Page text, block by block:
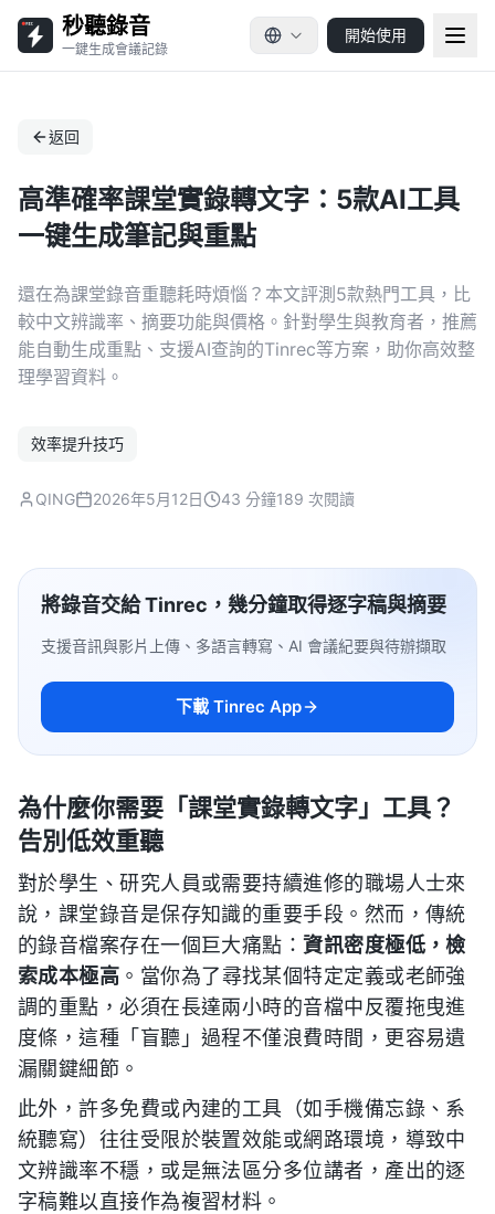
秒聽錄音
一鍵生成會議記錄
開始使用
返回
高準確率課堂實錄轉文字：5款AI工具
一键生成筆記與重點
還在為課堂錄音重聽耗時煩惱？本文評測5款熱門工具，比
較中文辨識率、摘要功能與價格。針對學生與教育者，推薦
能自動生成重點、支援AI查詢的Tinrec等方案，助你高效整
理學習資料。
效率提升技巧
QING 2026年5月12日 43 分鐘189 次閱讀
將錄音交給 Tinrec，幾分鐘取得逐字稿與摘要
支援音訊與影片上傳、多語言轉寫、AI 會議紀要與待辦擷取
下載 Tinrec App
為什麼你需要「課堂實錄轉文字」工具？
告別低效重聽
對於學生、研究人員或需要持續進修的職場人士來
說，課堂錄音是保存知識的重要手段。然而，傳統
的錄音檔案存在一個巨大痛點：資訊密度極低，檢
索成本極高 。當你為了尋找某個特定定義或老師強
調的重點，必須在長達兩小時的音檔中反覆拖曳進
度條，這種「盲聽」過程不僅浪費時間，更容易遺
漏關鍵細節。
此外，許多免費或內建的工具（如手機備忘錄、系
統聽寫）往往受限於裝置效能或網路環境，導致中
文辨識率不穩，或是無法區分多位講者，產出的逐
字稿難以直接作為複習材料。